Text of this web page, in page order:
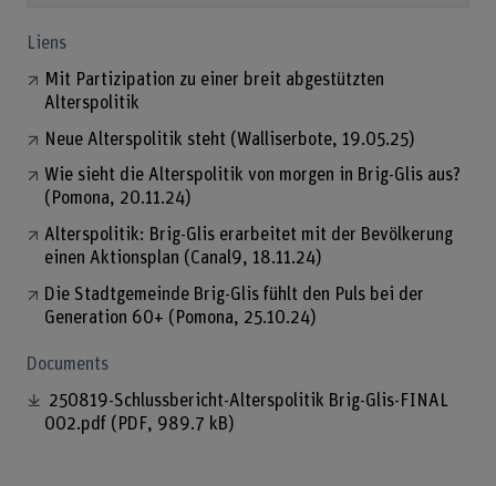
Liens
Mit Partizipation zu einer breit abgestützten
Alterspolitik
Neue Alterspolitik steht (Walliserbote, 19.05.25)
Wie sieht die Alterspolitik von morgen in Brig-Glis aus?
(Pomona, 20.11.24)
Alterspolitik: Brig-Glis erarbeitet mit der Bevölkerung
einen Aktionsplan (Canal9, 18.11.24)
Die Stadtgemeinde Brig-Glis fühlt den Puls bei der
Generation 60+ (Pomona, 25.10.24)
Documents
250819-Schlussbericht-Alterspolitik Brig-Glis-FINAL
002.pdf (PDF, 989.7 kB)